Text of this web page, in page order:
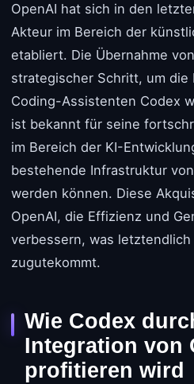
OpenAI hat sich in den
Akteur im Bereich der
etabliert. Die Übernahme
strategischer Schritt, um die
Coding-Assistenten Codex
ist bekannt für seine
im Bereich der KI-
bestehende Infrastruktur
werden können. Diese
OpenAI, die Effizienz und
verbessern, was
zugutekommt.
Wie Codex
Integration von
profitieren wird